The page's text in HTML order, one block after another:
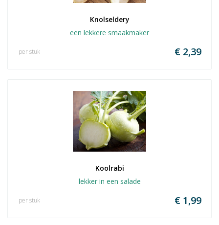
Knolseldery
een lekkere smaakmaker
€ 2,39
per stuk
Koolrabi
lekker in een salade
€ 1,99
per stuk